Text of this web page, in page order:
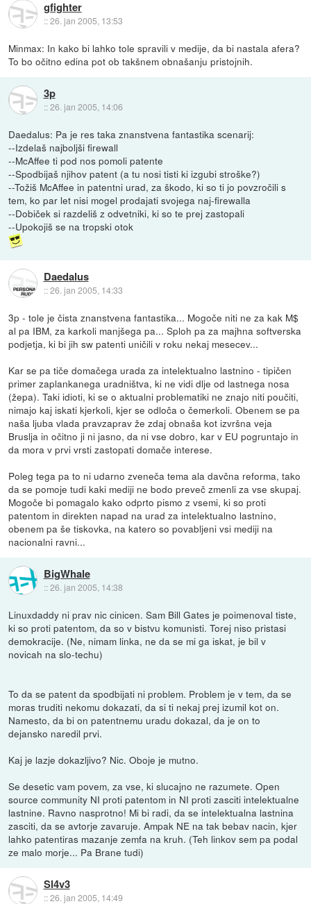
gfighter
::26. jan 2005, 13:53
Minmax: In kako bi lahko tole spravili v medije, da bi nastala afera?
To bo očitno edina pot ob takšnem obnašanju pristojnih.
3p
::26. jan 2005, 14:06
Daedalus: Pa je res taka znanstvena fantastika scenarij:
--Izdelaš najboljši firewall
--McAffee ti pod nos pomoli patente
--Spodbijaš njihov patent (a tu nosi tisti ki izgubi stroške?)
--Tožiš McAffee in patentni urad, za škodo, ki so ti jo povzročili s
tem, ko par let nisi mogel prodajati svojega naj-firewalla
--Dobiček si razdeliš z odvetniki, ki so te prej zastopali
--Upokojiš se na tropski otok
Daedalus
::26. jan 2005, 14:33
3p - tole je čista znanstvena fantastika... Mogoče niti ne za kak M$
al pa IBM, za karkoli manjšega pa... Sploh pa za majhna softverska
podjetja, ki bi jih sw patenti uničili v roku nekaj mesecev...
Kar se pa tiče domačega urada za intelektualno lastnino - tipičen
primer zaplankanega uradništva, ki ne vidi dlje od lastnega nosa
(žepa). Taki idioti, ki se o aktualni problematiki ne znajo niti poučiti,
nimajo kaj iskati kjerkoli, kjer se odloča o čemerkoli. Obenem se pa
naša ljuba vlada pravzaprav že zdaj obnaša kot izvršna veja
Bruslja in očitno ji ni jasno, da ni vse dobro, kar v EU pogruntajo in
da mora v prvi vrsti zastopati domače interese.
Poleg tega pa to ni udarno zveneča tema ala davčna reforma, tako
da se pomoje tudi kaki mediji ne bodo preveč zmenli za vse skupaj.
Mogoče bi pomagalo kako odprto pismo z vsemi, ki so proti
patentom in direkten napad na urad za intelektualno lastnino,
obenem pa še tiskovka, na katero so povabljeni vsi mediji na
nacionalni ravni...
BigWhale
::26. jan 2005, 14:38
Linuxdaddy ni prav nic cinicen. Sam Bill Gates je poimenoval tiste,
ki so proti patentom, da so v bistvu komunisti. Torej niso pristasi
demokracije. (Ne, nimam linka, ne da se mi ga iskat, je bil v
novicah na slo-techu)
To da se patent da spodbijati ni problem. Problem je v tem, da se
moras truditi nekomu dokazati, da si ti nekaj prej izumil kot on.
Namesto, da bi on patentnemu uradu dokazal, da je on to
dejansko naredil prvi.
Kaj je lazje dokazljivo? Nic. Oboje je mutno.
Se desetic vam povem, za vse, ki slucajno ne razumete. Open
source community NI proti patentom in NI proti zasciti intelektualne
lastnine. Ravno nasprotno! Mi bi radi, da se intelektualna lastnina
zasciti, da se avtorje zavaruje. Ampak NE na tak bebav nacin, kjer
lahko patentiras mazanje zemfa na kruh. (Teh linkov sem pa podal
ze malo morje... Pa Brane tudi)
Sl4v3
::26. jan 2005, 14:49